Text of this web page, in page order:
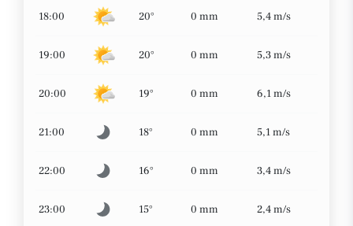
18:00 20° 0 mm 5,4 m/s
19:00 20° 0 mm 5,3 m/s
20:00 19° 0 mm 6,1 m/s
21:00 18° 0 mm 5,1 m/s
22:00 16° 0 mm 3,4 m/s
23:00 15° 0 mm 2,4 m/s